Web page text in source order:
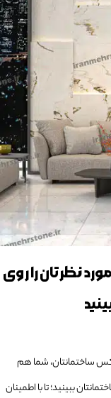
نظرتان را روی
ساختمانتان، شما هم
ببینید؛ تا با اطمینان